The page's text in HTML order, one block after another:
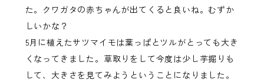
た。クワガタの赤ちゃんが出てくると良いね。むずか
しいかな？
5月に植えたサツマイモは葉っぱとツルがとっても大き
くなってきました。草取りをして今度は少し芋掘りも
して、大きさを見てみようということになりました。